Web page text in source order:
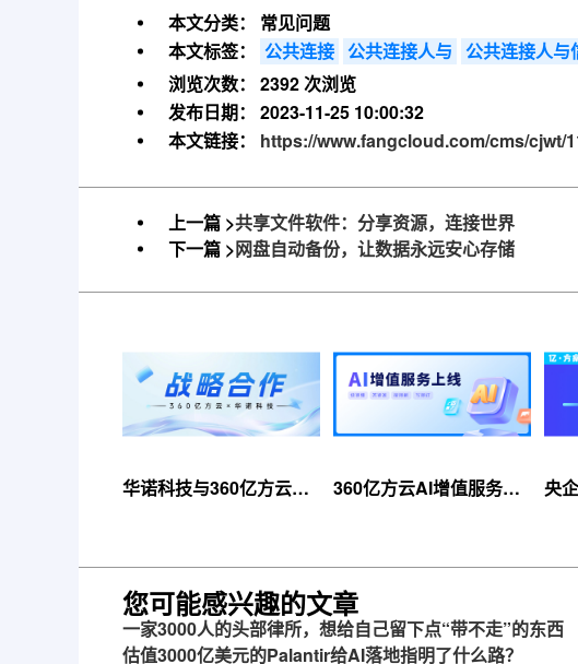
本文分类：
常见问题
本文标签：
公共连接 公共连接人与 公共连接人与
浏览次数：
2392 次浏览
发布日期：
2023-11-25 10:00:32
本文链接：
https://www.fangcloud.com/cms/cjwt/
上一篇 >共享文件软件：分享资源，连接世界
下一篇 >网盘自动备份，让数据永远安心存储
华诺科技与360亿方云达
360亿方云AI增值服务上
央
您可能感兴趣的文章
一家3000人的头部律所，想给自己留下点“带不走”的东西
估值3000亿美元的Palantir给AI落地指明了什么路？